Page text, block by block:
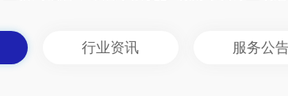
行业资讯 服务公